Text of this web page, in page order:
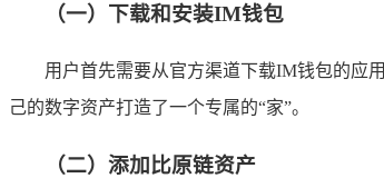
（一）下载和安装IM钱包
用户首先需要从官方渠道下载IM钱包的应
己的数字资产打造了一个专属的“家”。
（二）添加比原链资产